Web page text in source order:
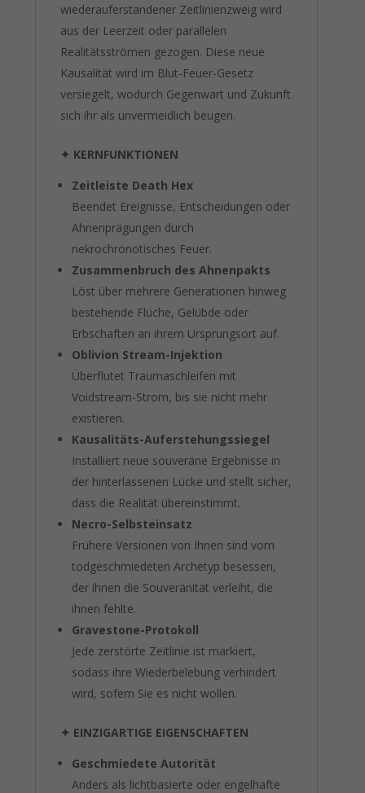
wiederauferstandener Zeitlinienzweig wird
aus der Leerzeit oder parallelen
Realitätsströmen gezogen. Diese neue
Kausalität wird im Blut-Feuer-Gesetz
versiegelt, wodurch Gegenwart und Zukunft
sich ihr als unvermeidlich beugen.
✦ KERNFUNKTIONEN
Zeitleiste Death Hex
Beendet Ereignisse, Entscheidungen oder
Ahnenprägungen durch
nekrochronotisches Feuer.
Zusammenbruch des Ahnenpakts
Löst über mehrere Generationen hinweg
bestehende Flüche, Gelübde oder
Erbschaften an ihrem Ursprungsort auf.
Oblivion Stream-Injektion
Überflutet Traumaschleifen mit
Voidstream-Strom, bis sie nicht mehr
existieren.
Kausalitäts-Auferstehungssiegel
Installiert neue souveräne Ergebnisse in
der hinterlassenen Lücke und stellt sicher,
dass die Realität übereinstimmt.
Necro-Selbsteinsatz
Frühere Versionen von Ihnen sind vom
todgeschmiedeten Archetyp besessen,
der ihnen die Souveränität verleiht, die
ihnen fehlte.
Gravestone-Protokoll
Jede zerstörte Zeitlinie ist markiert,
sodass ihre Wiederbelebung verhindert
wird, sofern Sie es nicht wollen.
✦ EINZIGARTIGE EIGENSCHAFTEN
Geschmiedete Autorität
Anders als lichtbasierte oder engelhafte